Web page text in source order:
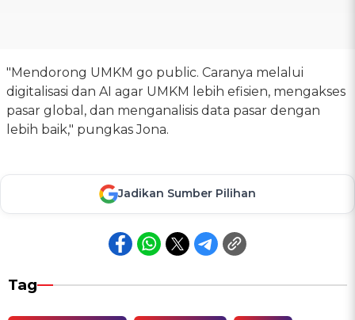
"Mendorong UMKM go public. Caranya melalui
digitalisasi dan AI agar UMKM lebih efisien, mengakses
pasar global, dan menganalisis data pasar dengan
lebih baik," pungkas Jona.
Jadikan Sumber Pilihan
Tag